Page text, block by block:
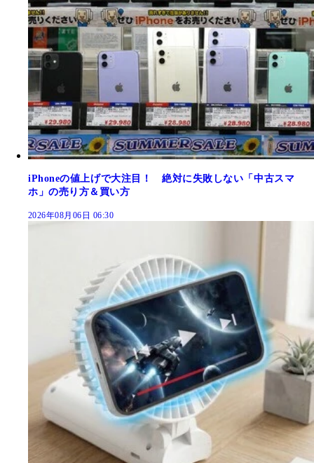
iPhoneの値上げで大注目！ 絶対に失敗しない「中古スマ
ホ」の売り方＆買い方
2026年08月06日 06:30